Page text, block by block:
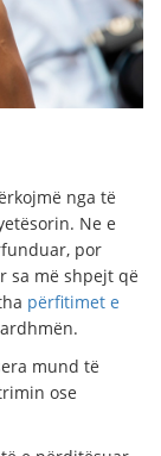
nga të
Ne e
por
sa më shpejt që
përfitimet e
mund të
ose